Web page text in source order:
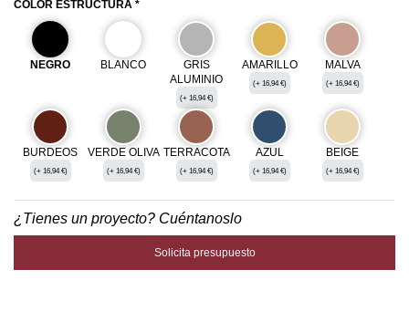
COLOR ESTRUCTURA *
NEGRO BLANCO
GRIS
ALUMINIO
(+ 16,94 €)
AMARILLO
(+ 16,94 €)
MALVA
(+ 16,94 €)
BURDEOS
(+ 16,94 €)
VERDE OLIVA
(+ 16,94 €)
TERRACOTA
(+ 16,94 €)
AZUL
(+ 16,94 €)
BEIGE
(+ 16,94 €)
¿Tienes un proyecto? Cuéntanoslo
Solicita presupuesto